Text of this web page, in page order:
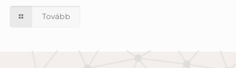
Tovább